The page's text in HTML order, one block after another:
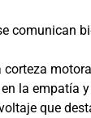
comunican
la empatía
que